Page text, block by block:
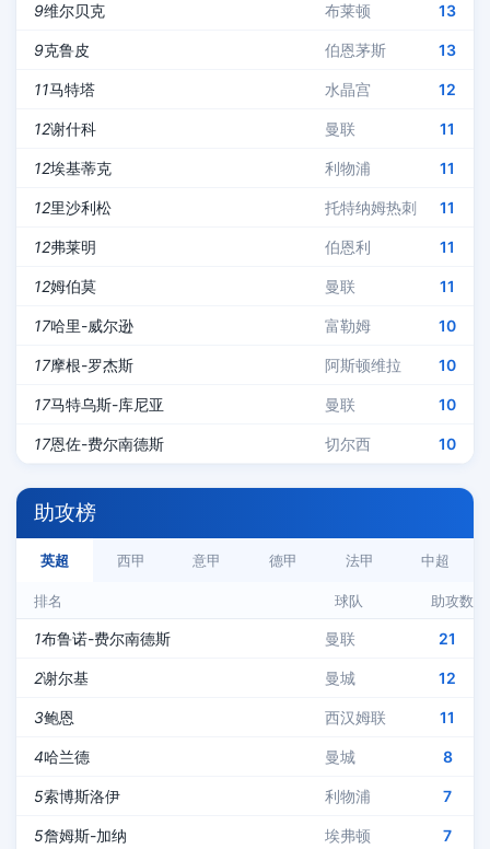
9维尔贝克 布莱顿 13
9克鲁皮 伯恩茅斯 13
11马特塔 水晶宫 12
12谢什科 曼联 11
12埃基蒂克 利物浦 11
12里沙利松 托特纳姆热刺 11
12弗莱明 伯恩利 11
12姆伯莫 曼联 11
17哈里-威尔逊 富勒姆 10
17摩根-罗杰斯 阿斯顿维拉 10
17马特乌斯-库尼亚 曼联 10
17恩佐-费尔南德斯 切尔西 10
助攻榜
英超 西甲 意甲 德甲 法甲 中超
排名 球队 助攻数
1布鲁诺-费尔南德斯 曼联 21
2谢尔基 曼城 12
3鲍恩 西汉姆联 11
4哈兰德 曼城 8
5索博斯洛伊 利物浦 7
5詹姆斯-加纳 埃弗顿 7